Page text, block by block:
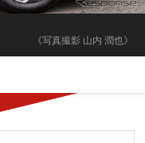
《写真撮影 山内 潤也》